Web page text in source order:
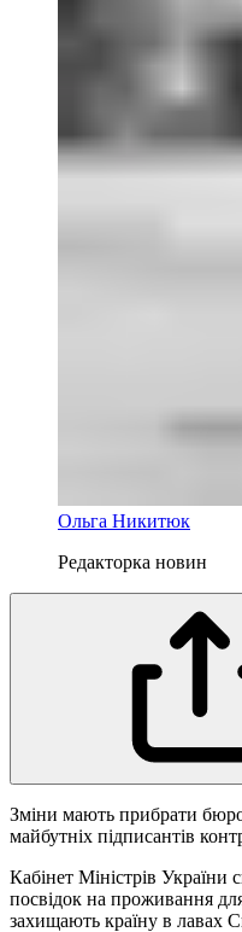
Ольга Никитюк
Редакторка новин
Зміни мають прибрати
майбутніх підписантів
Кабінет Міністрів
посвідок на проживання
захищають країну в лавах